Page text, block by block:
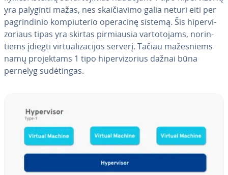
yra palyginti mažas, nes skai­čia­vi­mo galia neturi eiti per
pag­rin­di­nio kom­piu­te­rio operacinę sistemą. Šis hi­per­vi­
zo­riaus tipas yra skirtas pir­miau­sia var­to­to­jams, no­rin­
tiems įdiegti vir­tu­ali­za­ci­jos serverį. Tačiau ma­žes­niems
namų pro­jek­tams 1 tipo hi­per­vi­zo­rius dažnai būna
pernelyg su­dė­tin­gas.